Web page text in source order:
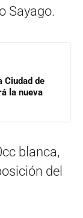
Sayago.
Ciudad de
la nueva
blanca,
del